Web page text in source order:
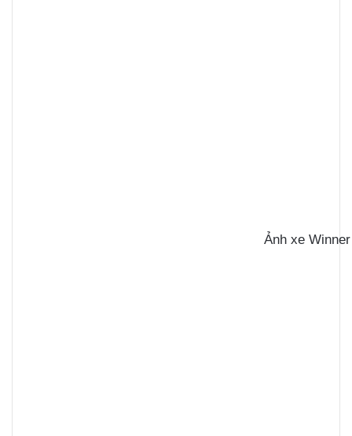
Ảnh xe